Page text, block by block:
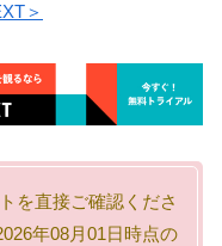
＞
を直接ご確認くださ
年08月01日時点の